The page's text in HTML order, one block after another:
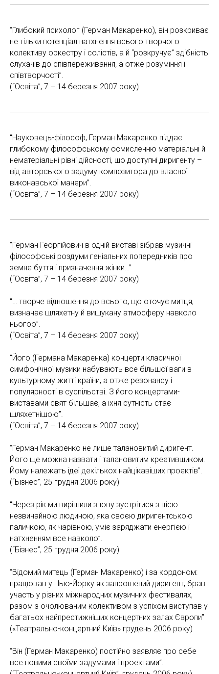
“Глибокий психолог (Герман Макаренко), він розкриває
не тільки потенціал натхнення всього творчого
колективу оркестру і солістів, а й “розкручує” здібність
слухачів до співпереживання, а отже розуміння і
співтворчості”.
(“Освіта”, 7 – 14 березня 2007 року)
“Науковець-філософ, Герман Макаренко піддає
глибокому філософському осмисленню матеріальні й
нематеріальні рівні дійсності, що доступні диригенту –
від авторського задуму композитора до власної
виконавської манери”.
(“Освіта”, 7 – 14 березня 2007 року)
“Герман Георгійович в одній виставі зібрав музичні
філософські роздуми геніальних попередників про
земне буття і призначення жінки…”
(“Освіта”, 7 – 14 березня 2007 року)
“… творче відношення до всього, що оточує митця,
визначає шляхетну й вишукану атмосферу навколо
ньогоо”.
(“Освіта”, 7 – 14 березня 2007 року)
“Його (Германа Макаренка) концерти класичної
симфонічної музики набувають все більшої ваги в
культурному житті країни, а отже резонансу і
популярності в суспільстві. З його концертами-
виставами свят більшає, а їхня сутність стає
шляхетнішою”.
(“Освіта”, 7 – 14 березня 2007 року)
“Герман Макаренко не лише талановитий диригент.
Його ще можна назвати і талановитим креативщиком.
Йому належать ідеї декількох найцікавіших проектів”.
(“Бізнес”, 25 грудня 2006 року)
“Через рік ми вирішили знову зустрітися з цією
незвичайною людиною, яка своєю диригентською
паличкою, як чарівною, уміє заряджати енергією і
натхненням все навколо”.
(“Бізнес”, 25 грудня 2006 року)
“Відомий митець (Герман Макаренко) і за кордоном:
працював у Нью-Йорку як запрошений диригент, брав
участь у різних міжнародних музичних фестивалях,
разом з очолюваним колективом з успіхом виступав у
багатьох найпрестижніших концертних залах Європи”
(«Театрально-концертний Київ» грудень 2006 року)
“Він (Герман Макаренко) постійно заявляє про себе
все новими своїми задумами і проектами”.